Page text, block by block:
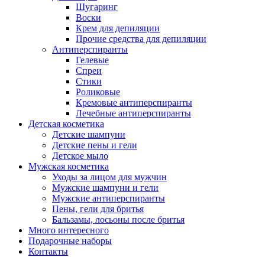
Шугаринг
Воски
Крем для депиляции
Прочие средства для депиляции
Антиперспиранты
Гелевые
Спреи
Стики
Роликовые
Кремовые антиперспиранты
Лечебные антиперспиранты
Детская косметика
Детские шампуни
Детские пены и гели
Детское мыло
Мужская косметика
Уходы за лицом для мужчин
Мужские шампуни и гели
Мужские антиперспиранты
Пены, гели для бритья
Бальзамы, лосьоны после бритья
Много интересного
Подарочные наборы
Контакты